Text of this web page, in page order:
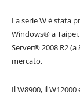
La serie W è stata
Windows® a
Server® 2008 R2
mercato.
Il W8900, il